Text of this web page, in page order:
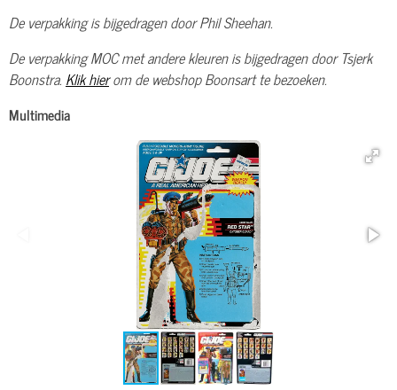
De verpakking is bijgedragen door Phil Sheehan.
De verpakking MOC met andere kleuren is bijgedragen door Tsjerk
Boonstra. Klik hierom de webshop Boonsart te bezoeken.
Multimedia